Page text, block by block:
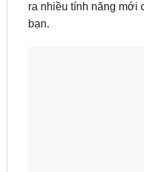
ra nhiều tính năng mới
bạn.